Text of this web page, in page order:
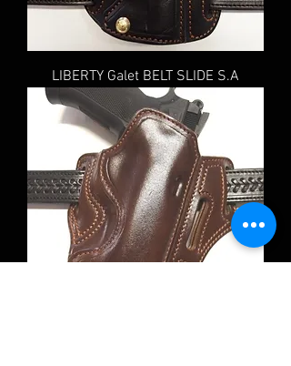
LIBERTY Galet BELT SLIDE S.A